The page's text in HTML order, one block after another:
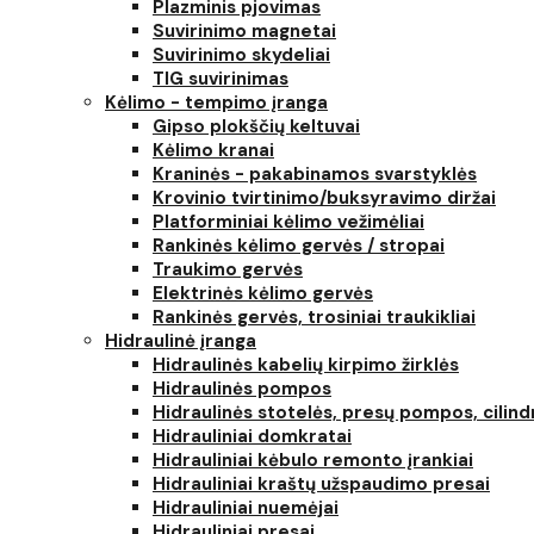
Plazminis pjovimas
Suvirinimo magnetai
Suvirinimo skydeliai
TIG suvirinimas
Kėlimo - tempimo įranga
Gipso plokščių keltuvai
Kėlimo kranai
Kraninės - pakabinamos svarstyklės
Krovinio tvirtinimo/buksyravimo diržai
Platforminiai kėlimo vežimėliai
Rankinės kėlimo gervės / stropai
Traukimo gervės
Elektrinės kėlimo gervės
Rankinės gervės, trosiniai traukikliai
Hidraulinė įranga
Hidraulinės kabelių kirpimo žirklės
Hidraulinės pompos
Hidraulinės stotelės, presų pompos,
Hidrauliniai domkratai
Hidrauliniai kėbulo remonto įrankiai
Hidrauliniai kraštų užspaudimo presai
Hidrauliniai nuemėjai